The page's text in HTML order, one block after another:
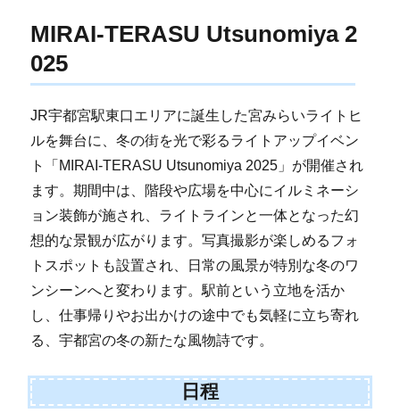
MIRAI-TERASU Utsunomiya 2
025
JR宇都宮駅東口エリアに誕生した宮みらいライトヒ
ルを舞台に、冬の街を光で彩るライトアップイベン
ト「MIRAI-TERASU Utsunomiya 2025」が開催され
ます。期間中は、階段や広場を中心にイルミネーシ
ョン装飾が施され、ライトラインと一体となった幻
想的な景観が広がります。写真撮影が楽しめるフォ
トスポットも設置され、日常の風景が特別な冬のワ
ンシーンへと変わります。駅前という立地を活か
し、仕事帰りやお出かけの途中でも気軽に立ち寄れ
る、宇都宮の冬の新たな風物詩です。
日程